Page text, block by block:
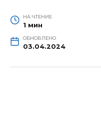
НА ЧТЕНИЕ
1 мин
ОБНОВЛЕНО
03.04.2024